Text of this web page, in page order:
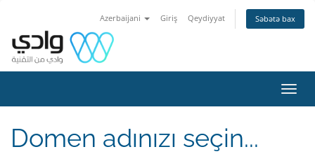
Azerbaijani Giriş Qeydiyyat Səbətə bax
Domen adınızı seçin...